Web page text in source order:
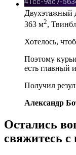
Двухэтажный
363 м2,
Хотелось,
Поэтому
есть главный
Получил
Александр
Остались
свяжитесь с